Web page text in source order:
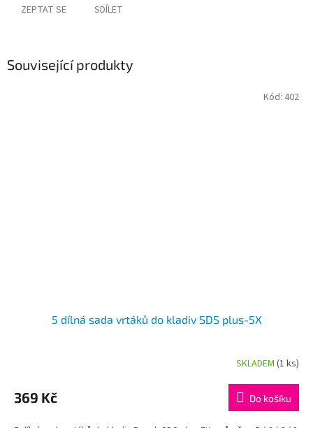
ZEPTAT SE SDÍLET
Související produkty
5 dílná sada vrtáků do kladiv SDS plus-5X
SKLADEM (1 ks)
369 Kč Do košíku
Kód: 402